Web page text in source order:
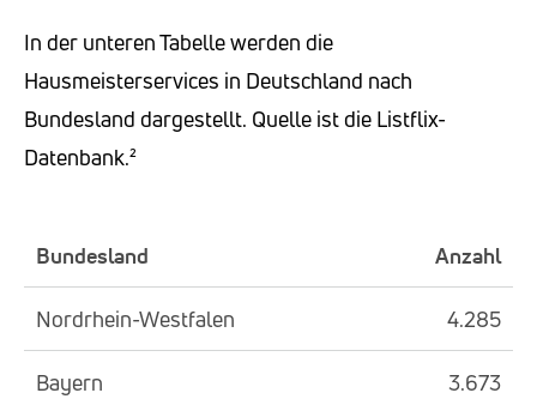
In der unteren Tabelle werden die
Hausmeisterservices in Deutschland nach
Bundesland dargestellt. Quelle ist die Listflix-
Datenbank.²
Bundesland Anzahl
Nordrhein-Westfalen 4.285
Bayern 3.673